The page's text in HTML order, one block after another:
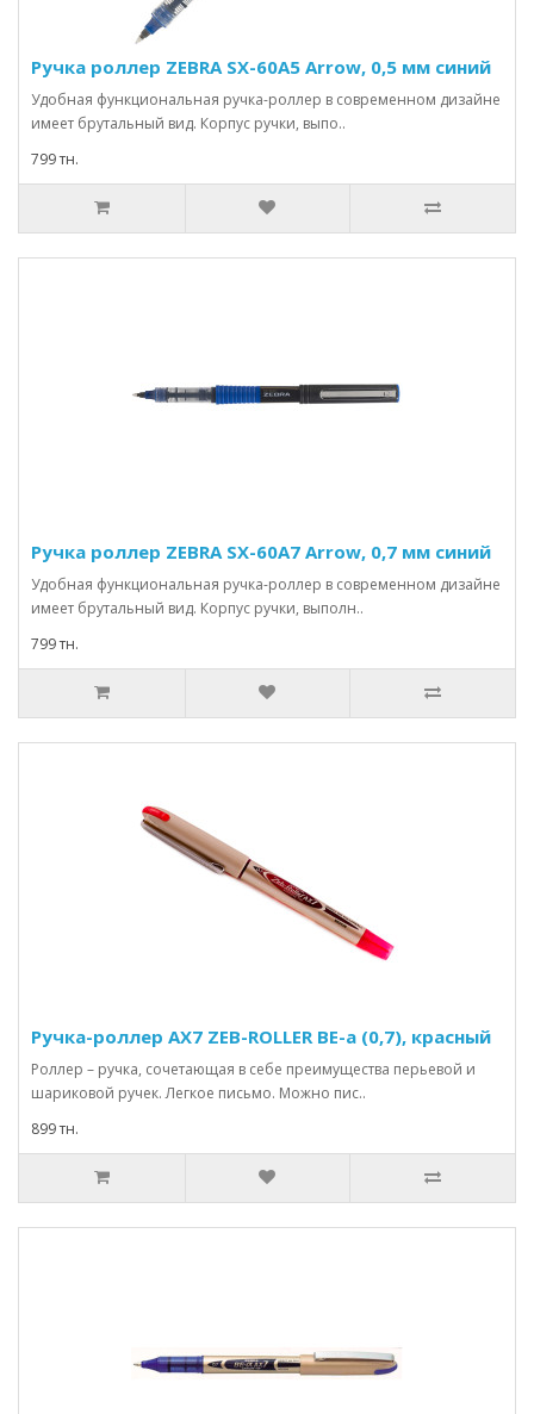
Ручка роллер ZEBRA SX-60A5 Arrow, 0,5 мм синий
Удобная функциональная ручка-роллер в современном дизайне
имеет брутальный вид. Корпус ручки, выпо..
799 тн.
Ручка роллер ZEBRA SX-60A7 Arrow, 0,7 мм синий
Удобная функциональная ручка-роллер в современном дизайне
имеет брутальный вид. Корпус ручки, выполн..
799 тн.
Ручка-роллер AX7 ZEB-ROLLER BE-a (0,7), красный
Роллер – ручка, сочетающая в себе преимущества перьевой и
шариковой ручек. Легкое письмо. Можно пис..
899 тн.